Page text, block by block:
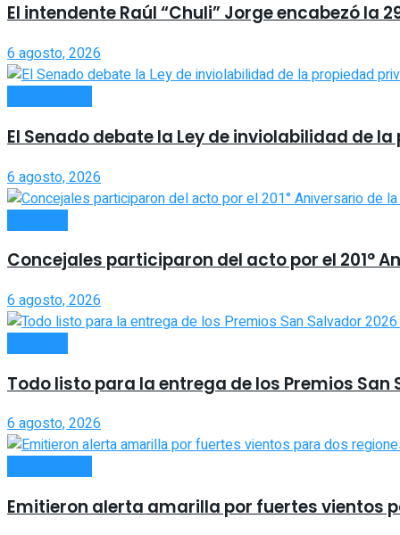
El intendente Raúl “Chuli” Jorge encabezó la
6 agosto, 2026
El Senado debate la Ley de inviolabilidad de
6 agosto, 2026
Concejales participaron del acto por el 201°
6 agosto, 2026
Todo listo para la entrega de los Premios San
6 agosto, 2026
Emitieron alerta amarilla por fuertes vientos